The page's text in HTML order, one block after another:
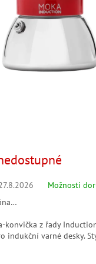
Možnosti
konvička z řady
indukční varné desky.